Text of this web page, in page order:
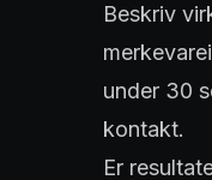
Beskriv
under 30
kontakt.
Er